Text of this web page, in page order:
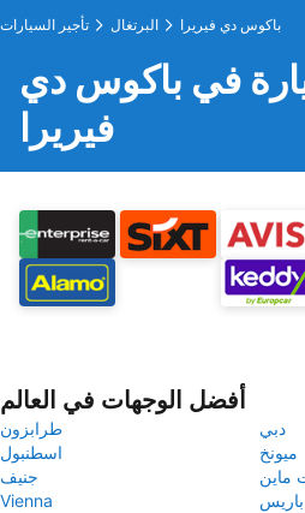
تأجير السيارات البرتغال باكوس دي فيريرا
في باكوس دي
فيريرا
أفضل الوجهات في العالم
طرابزون
دبي
اسطنبول
ميونخ
جنيف
ماين
Vienna
باريس